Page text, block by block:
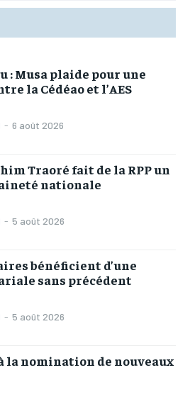
: Musa plaide pour une
la Cédéao et l’AES
- 6 août 2026
Traoré fait de la RPP un
nationale
- 5 août 2026
bénéficient d’une
sans précédent
- 5 août 2026
la nomination de nouveaux